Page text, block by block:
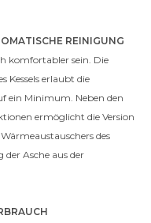
REINIGUNG
komfortabler sein. Die
Kessels erlaubt die
ein Minimum. Neben den
ermöglicht die Version
des
der Asche aus der